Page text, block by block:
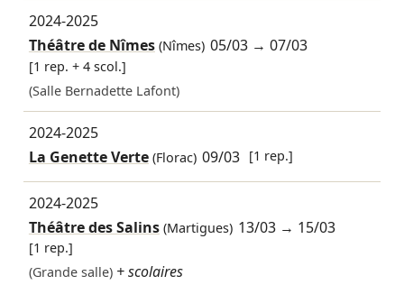
2024-2025
Théâtre de Nîmes(Nîmes) 05/03 →07/03
[1 rep. + 4 scol.]
(Salle Bernadette Lafont)
2024-2025
La Genette Verte(Florac) 09/03 [1 rep.]
2024-2025
Théâtre des Salins(Martigues) 13/03 → 15/03
[1 rep.]
(Grande salle) + scolaires